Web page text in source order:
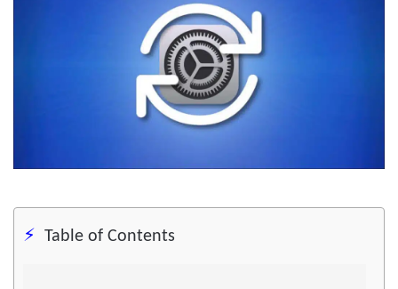
Table of Contents